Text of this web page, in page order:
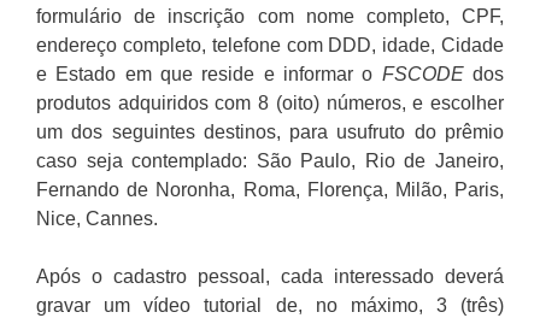
formulário de inscrição com nome completo, CPF,
endereço completo, telefone com DDD, idade, Cidade
e Estado em que reside e informar o FSCODEdos
produtos adquiridos com 8 (oito) números, e escolher
um dos seguintes destinos, para usufruto do prêmio
caso seja contemplado: São Paulo, Rio de Janeiro,
Fernando de Noronha, Roma, Florença, Milão, Paris,
Nice, Cannes.
Após o cadastro pessoal, cada interessado deverá
gravar um vídeo tutorial de, no máximo, 3 (três)